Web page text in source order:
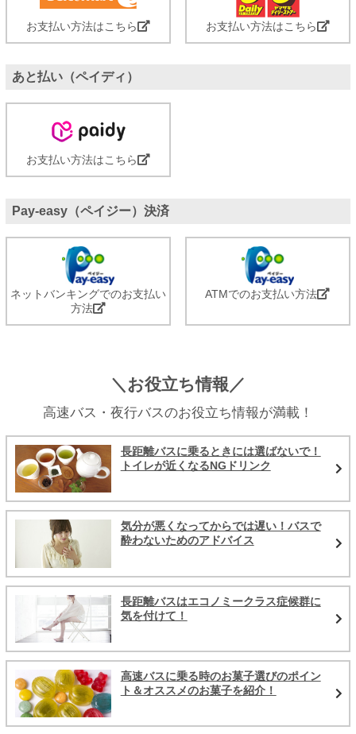
お支払い方法はこちら お支払い方法はこちら
あと払い（ペイディ）
お支払い方法はこちら
Pay-easy（ペイジー）決済
ネットバンキングでのお支払い
方法
ATMでのお支払い方法
＼お役立ち情報／
高速バス・夜行バスのお役立ち情報が満載！
長距離バスに乗るときには選ばないで！
トイレが近くなるNGドリンク
気分が悪くなってからでは遅い！バスで
酔わないためのアドバイス
長距離バスはエコノミークラス症候群に
気を付けて！
高速バスに乗る時のお菓子選びのポイン
ト＆オススメのお菓子を紹介！